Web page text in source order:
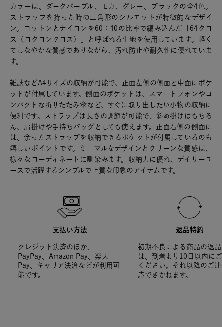
カラーは、ダークパープル、モカ、グレー、ブラックの全4色。
ストラップを持った時の三角形のシルエットが特徴的なデザイ
ン。コットンとナイロンを60：40の比率で編み込んだ「64クロ
ス（ロクヨンクロス）」と呼ばれる生地を使用しています。軽く
てしなやかな質感でありながら、汚れ防止や耐久性に優れていま
す。
雑誌などA4サイズの収納が可能で、正面左側の側面と中面にポケ
ットが付属しています。側面のポケットは、スマートフォンやコ
ンパクトな折りたたみ傘など、すぐに取り出したい小物の収納に
便利です。ストラップは長さの調節が可能で、斜め掛けはもちろ
ん、肩掛けや手持ちバッグとしても使えます。正面右側の側面に
は、余ったストラップを収納できるポケットが付属しているのも
嬉しいポイントです。ミニマルなデザインとクリーンな質感は、
様々なコーディネートに馴染みます。収納力に優れ、デイリーユ
ースで活躍するシンプルで上質な印象のアイテムです。
支払い方法
クレジット決済のほか、
PayPay、Amazon Pay、楽天
Pay、キャリア決済などが利用可
能です。
返品特約
初期不良による商品の返
は、到着より10日以内に
ください。それ以降のご
応できかねます。